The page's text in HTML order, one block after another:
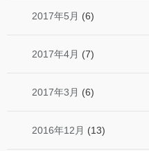
2017年5月 (6)
2017年4月 (7)
2017年3月 (6)
2016年12月 (13)